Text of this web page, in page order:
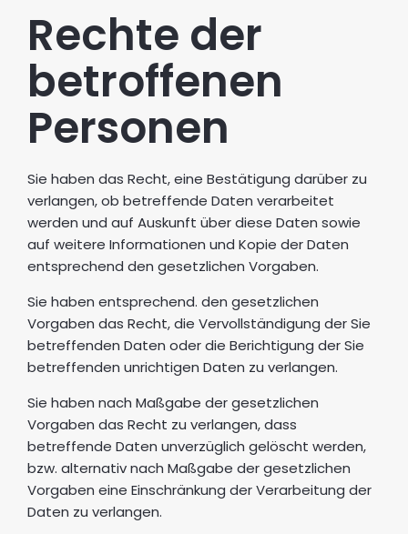
Rechte der
betroffenen
Personen
Sie haben das Recht, eine Bestätigung darüber zu
verlangen, ob betreffende Daten verarbeitet
werden und auf Auskunft über diese Daten sowie
auf weitere Informationen und Kopie der Daten
entsprechend den gesetzlichen Vorgaben.
Sie haben entsprechend. den gesetzlichen
Vorgaben das Recht, die Vervollständigung der Sie
betreffenden Daten oder die Berichtigung der Sie
betreffenden unrichtigen Daten zu verlangen.
Sie haben nach Maßgabe der gesetzlichen
Vorgaben das Recht zu verlangen, dass
betreffende Daten unverzüglich gelöscht werden,
bzw. alternativ nach Maßgabe der gesetzlichen
Vorgaben eine Einschränkung der Verarbeitung der
Daten zu verlangen.